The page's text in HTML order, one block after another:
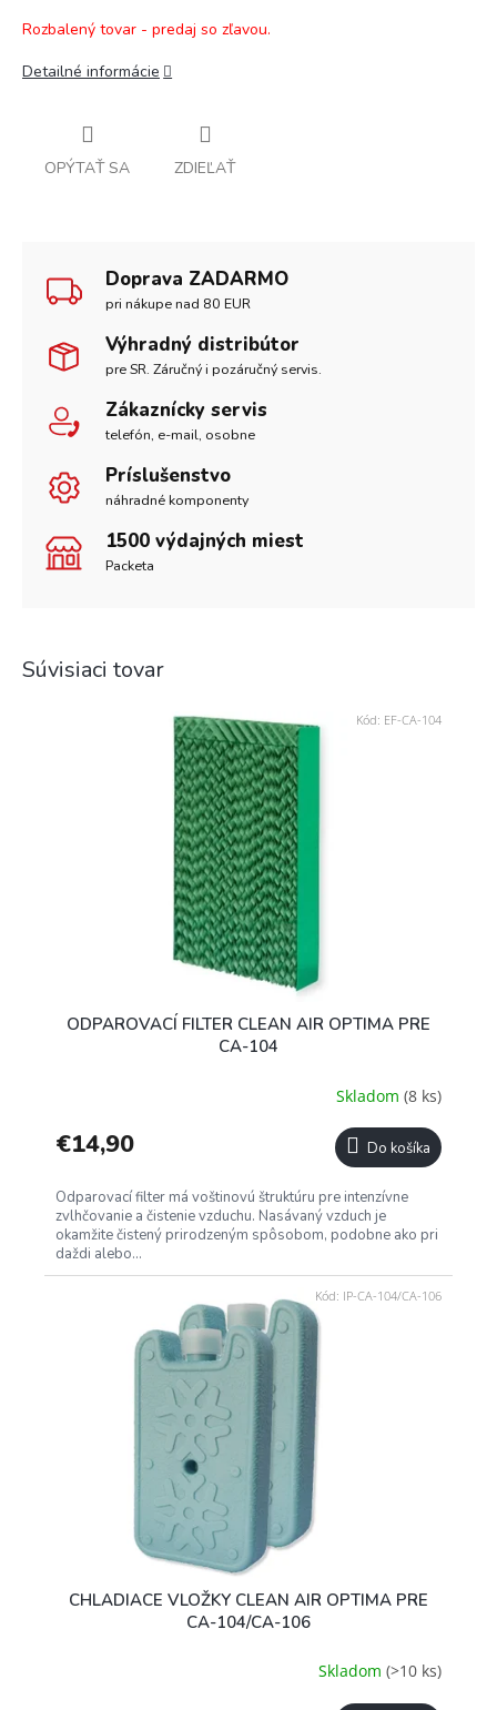
Rozbalený tovar - predaj so zľavou.
Detailné informácie
OPÝTAŤ SA ZDIEĽAŤ
Doprava ZADARMO
pri nákupe nad 80 EUR
Výhradný distribútor
pre SR. Záručný i pozáručný servis.
Zákaznícky servis
telefón, e-mail, osobne
Príslušenstvo
náhradné komponenty
1500 výdajných miest
Packeta
Súvisiaci tovar
ODPAROVACÍ FILTER CLEAN AIR OPTIMA PRE
CA-104
Skladom (8 ks)
€14,90 Do košíka
Odparovací filter má voštinovú štruktúru pre intenzívne
zvlhčovanie a čistenie vzduchu. Nasávaný vzduch je
okamžite čistený prirodzeným spôsobom, podobne ako pri
daždi alebo...
Kód: EF-CA-104
CHLADIACE VLOŽKY CLEAN AIR OPTIMA PRE
CA-104/CA-106
Skladom (>10 ks)
Kód: IP-CA-104/CA-106